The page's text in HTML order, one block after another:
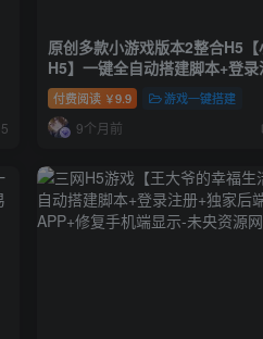
5
原创多款小游戏版本2整合H5
H5】一键全自动搭建脚本+登
服务+简易安卓APP+多款游戏+
付费阅读 ￥9.9 游戏一键搭建
9个月前